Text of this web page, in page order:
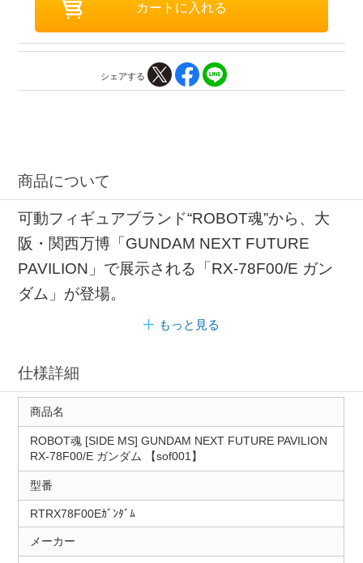
シェアする
商品について
可動フィギュアブランド“ROBOT魂”から、大
阪・関西万博「GUNDAM NEXT FUTURE
PAVILION」で展示される「RX-78F00/E ガン
ダム」が登場。
もっと見る
仕様詳細
商品名
ROBOT魂 [SIDE MS] GUNDAM NEXT FUTURE PAVILION
RX-78F00/E ガンダム 【sof001】
型番
RTRX78F00Eｶﾞﾝﾀﾞﾑ
メーカー